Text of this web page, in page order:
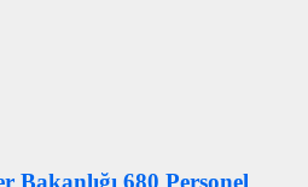
Bakanlığı 680 Personel